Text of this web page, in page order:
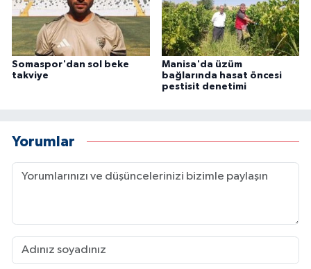
Somaspor'dan sol beke
takviye
Manisa'da üzüm
bağlarında hasat öncesi
pestisit denetimi
Yorumlar